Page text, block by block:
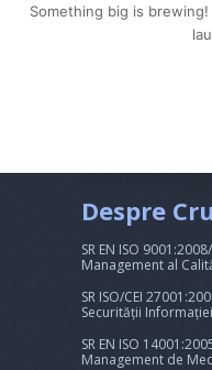
Something big is
Despre
SR EN ISO
Management al
SR ISO/CEI
Securității Informației
SR EN ISO
Management de